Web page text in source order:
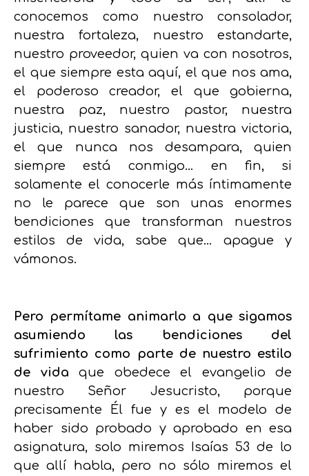
conocemos como nuestro consolador,
nuestra fortaleza, nuestro estandarte,
nuestro proveedor, quien va con nosotros,
el que siempre esta aquí, el que nos ama,
el poderoso creador, el que gobierna,
nuestra paz, nuestro pastor, nuestra
justicia, nuestro sanador, nuestra victoria,
el que nunca nos desampara, quien
siempre está conmigo… en fin, si
solamente el conocerle más íntimamente
no le parece que son unas enormes
bendiciones que transforman nuestros
estilos de vida, sabe que… apague y
vámonos.
Pero permítame animarlo a que sigamos
asumiendo las bendiciones del
sufrimiento como parte de nuestro estilo
de vidaque obedece el evangelio de
nuestro Señor Jesucristo, porque
precisamente Él fue y es el modelo de
haber sido probado y aprobado en esa
asignatura, solo miremos Isaías 53 de lo
que allí habla, pero no sólo miremos el